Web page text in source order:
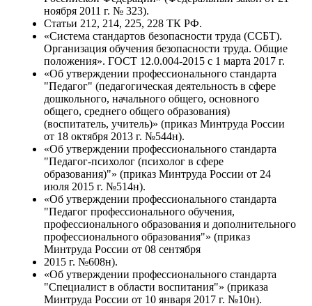
ноября 2011 г. № 323).
Статьи 212, 214, 225, 228 ТК РФ.
«Система стандартов безопасности труда (ССБТ).
Организация обучения безопасности труда. Общие
положения». ГОСТ 12.0.004-2015 с 1 марта 2017 г.
«Об утверждении профессионального стандарта
"Педагог" (педагогическая деятельность в сфере
дошкольного, начального общего, основного
общего, среднего общего образования)
(воспитатель, учитель)» (приказ Минтруда России
от 18 октября 2013 г. №544н).
«Об утверждении профессионального стандарта
"Педагог-психолог (психолог в сфере
образования)"» (приказ Минтруда России от 24
июля 2015 г. №514н).
«Об утверждении профессионального стандарта
"Педагог профессионального обучения,
профессионального образования и дополнительного
профессионального образования"» (приказ
Минтруда России от 08 сентября
2015 г. №608н).
«Об утверждении профессионального стандарта
"Специалист в области воспитания"» (приказа
Минтруда России от 10 января 2017 г. №10н).